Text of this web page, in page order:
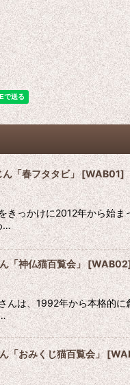
「春フタタビ」[WAB01]
きっかけに2012年から始
…
「神仏猫百覧会」 [WAB02
んは、1992年から本格的
「おみくじ猫百覧会」[